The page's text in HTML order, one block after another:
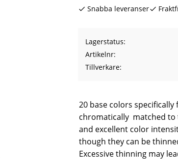
Snabba leveranser
Lagerstatus
Artikelnr
Tillverkare
20 base colors
chromatically matched to
and excellent color
though they can be
Excessive thinning may